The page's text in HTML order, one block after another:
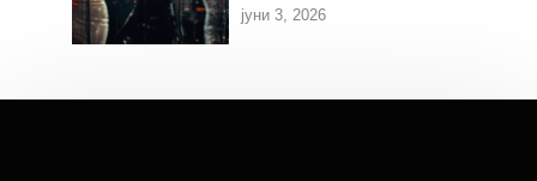
јуни 3, 2026